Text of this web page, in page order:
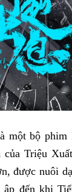
một bộ phim
của Triệu
được nuôi
đến khi